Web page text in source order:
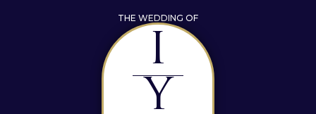
THE WEDDING OF
I
Y
I
Y